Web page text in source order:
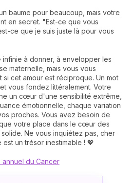
baume pour beaucoup, mais votre
en secret. "Est-ce que vous
ce que je suis juste là pour vous
à donner, à envelopper les
maternelle, mais vous vous
si cet amour est réciproque. Un mot
vous fondez littéralement. Votre
un cœur d'une sensibilité extrême,
émotionnelle, chaque variation
proches. Vous avez besoin de
votre place dans le cœur des
Ne vous inquiétez pas, cher
un trésor inestimable ! 💖
du Cancer